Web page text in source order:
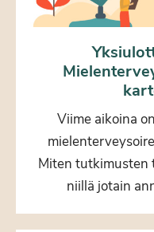
Viime aikoina
Miten tutkimusten
niillä jotain